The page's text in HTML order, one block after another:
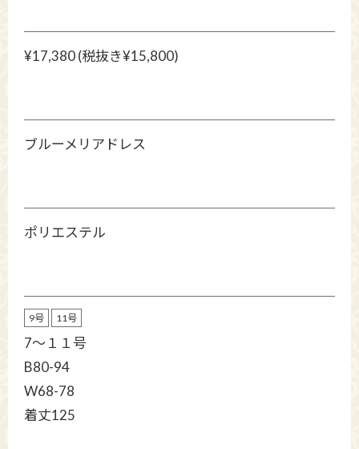
¥17,380 (税抜き¥15,800)
ブルーメリアドレス
ポリエステル
9号 11号
7～１１号
B80-94
W68-78
着丈125